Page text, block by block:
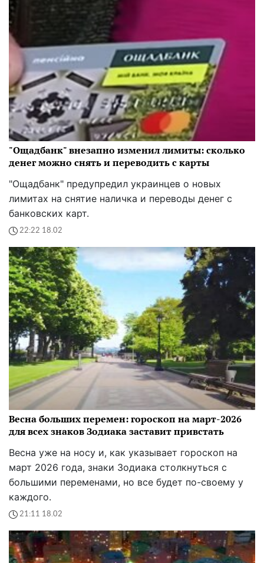
"Ощадбанк" внезапно изменил лимиты: сколько
денег можно снять и переводить с карты
"Ощадбанк" предупредил украинцев о новых
лимитах на снятие наличка и переводы денег с
банковских карт.
22:22 18.02
Весна больших перемен: гороскоп на март-2026
для всех знаков Зодиака заставит привстать
Весна уже на носу и, как указывает гороскоп на
март 2026 года, знаки Зодиака столкнуться с
большими переменами, но все будет по-своему у
каждого.
21:11 18.02